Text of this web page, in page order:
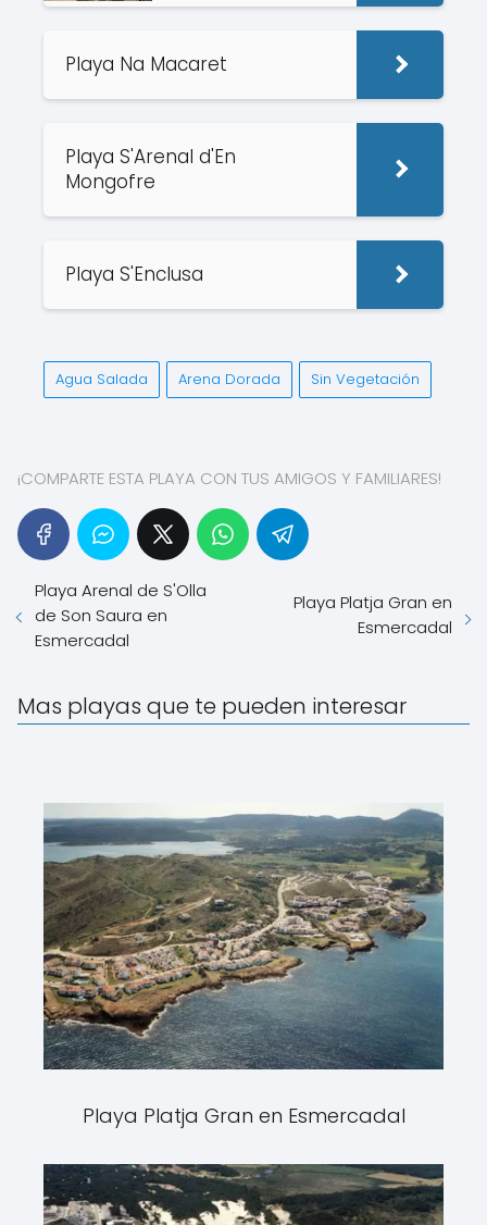
Playa Na Macaret
Playa S'Arenal d'En
Mongofre
Playa S'Enclusa
Agua Salada Arena Dorada Sin Vegetación
¡COMPARTE ESTA PLAYA CON TUS AMIGOS Y FAMILIARES!
Playa Arenal de S'Olla
de Son Saura en
Esmercadal
Playa Platja Gran en
Esmercadal
Mas playas que te pueden interesar
Playa Platja Gran en Esmercadal